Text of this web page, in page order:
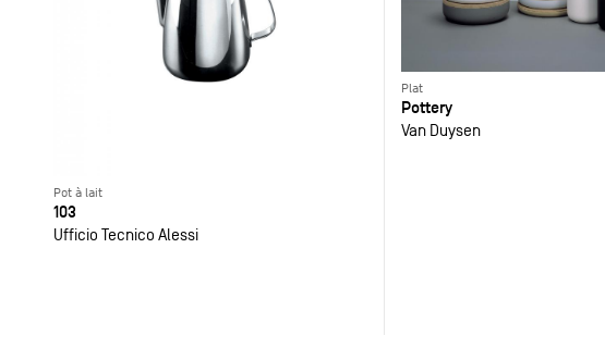
Pot à lait
103
Ufficio Tecnico Alessi
Plat
Pottery
Van Duysen